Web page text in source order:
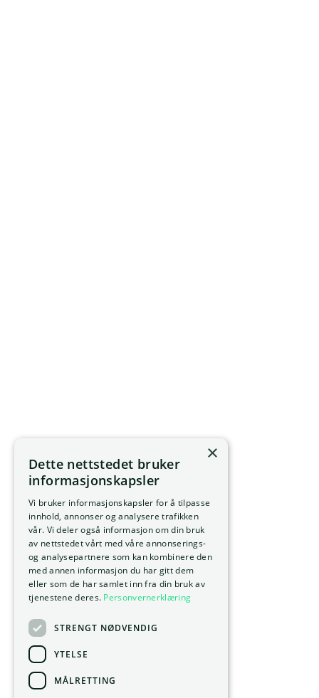
×
Dette nettstedet bruker
informasjonskapsler
Vi bruker informasjonskapsler for å tilpasse
innhold, annonser og analysere trafikken
vår. Vi deler også informasjon om din bruk
av nettstedet vårt med våre annonserings-
og analysepartnere som kan kombinere den
med annen informasjon du har gitt dem
eller som de har samlet inn fra din bruk av
tjenestene deres. Personvernerklæring
STRENGT NØDVENDIG
YTELSE
MÅLRETTING